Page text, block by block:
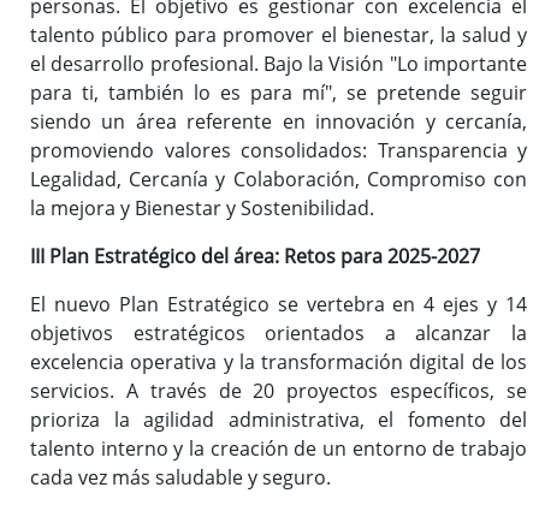
Carrera profesional horizontal
Evaluación del desempeño
Expedientes personales
Plan de pensiones
Presentación
Enlaces de interés
Normativa
Diputación Saludable
Gestión de conflictos
personas. El objetivo es gestionar con excelencia el
talento público para promover el bienestar, la salud y
el desarrollo profesional. Bajo la Visión "Lo importante
para ti, también lo es para mí", se pretende seguir
siendo un área referente en innovación y cercanía,
promoviendo valores consolidados: Transparencia y
Legalidad, Cercanía y Colaboración, Compromiso con
la mejora y Bienestar y Sostenibilidad.
III Plan Estratégico del área: Retos para 2025-2027
El nuevo Plan Estratégico se vertebra en 4 ejes y 14
objetivos estratégicos orientados a alcanzar la
excelencia operativa y la transformación digital de los
servicios. A través de 20 proyectos específicos, se
prioriza la agilidad administrativa, el fomento del
talento interno y la creación de un entorno de trabajo
cada vez más saludable y seguro.